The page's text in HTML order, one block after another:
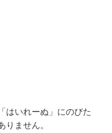
はいれーぬ」にのびた
りません。